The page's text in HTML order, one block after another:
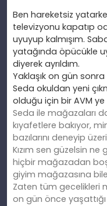
Ben hareketsiz
televizyonu kapatıp
uyuyup kalmışım.
yatağında öpücükle
diyerek ayrıldım.
Yaklaşık on gün
Seda okuldan yeni
olduğu için bir AVM ye
Seda ile mağazaları
kıyafetlere bakıyor,
bazılarını deneyip
Kızım sen güzelsin ne
hiçbir mağazadan boş
giyim mağazasına
Zaten tüm gecelikleri
on gün önce